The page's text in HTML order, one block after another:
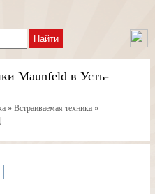
Найти
Maunfeld в Усть-
» Встраиваемая техника»